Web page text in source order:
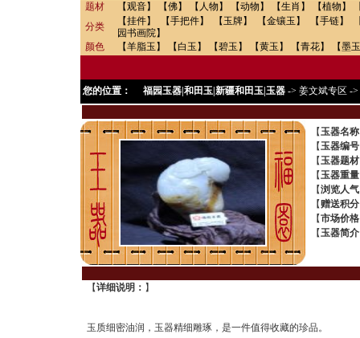
题材 【观音】 【佛】 【人物】 【动物】 【生肖】 【植物】
分类
【挂件】 【手把件】 【玉牌】 【金镶玉】 【手链】
园书画院】
颜色
【羊脂玉】 【白玉】 【碧玉】 【黄玉】 【青花】 【墨
您的位置： 福园玉器|和田玉|新疆和田玉|玉器 -> 姜文斌专区 ->
【玉器名
【玉器编
【玉器题
【玉器重
【浏览人
【赠送积分
【市场价格
【玉器简
【详细说明： 】
玉质细密油润，玉器精细雕琢，是一件值得收藏的珍品。